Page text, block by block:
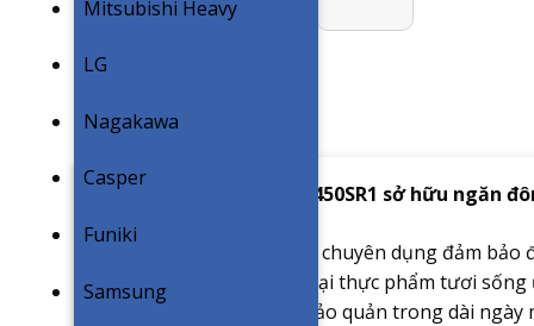
Mitsubishi Heavy
LG
Nagakawa
Casper
Funiki
Samsung
Tủ đông Hòa Phát HUF 450SR1 sở hữu ngăn
Ngăn đông được thiết kế chuyên dụng đảm bảo
hoàn hảo dành cho các loại thực phẩm tươi
thực phẩm có thể được bảo quản trong dài